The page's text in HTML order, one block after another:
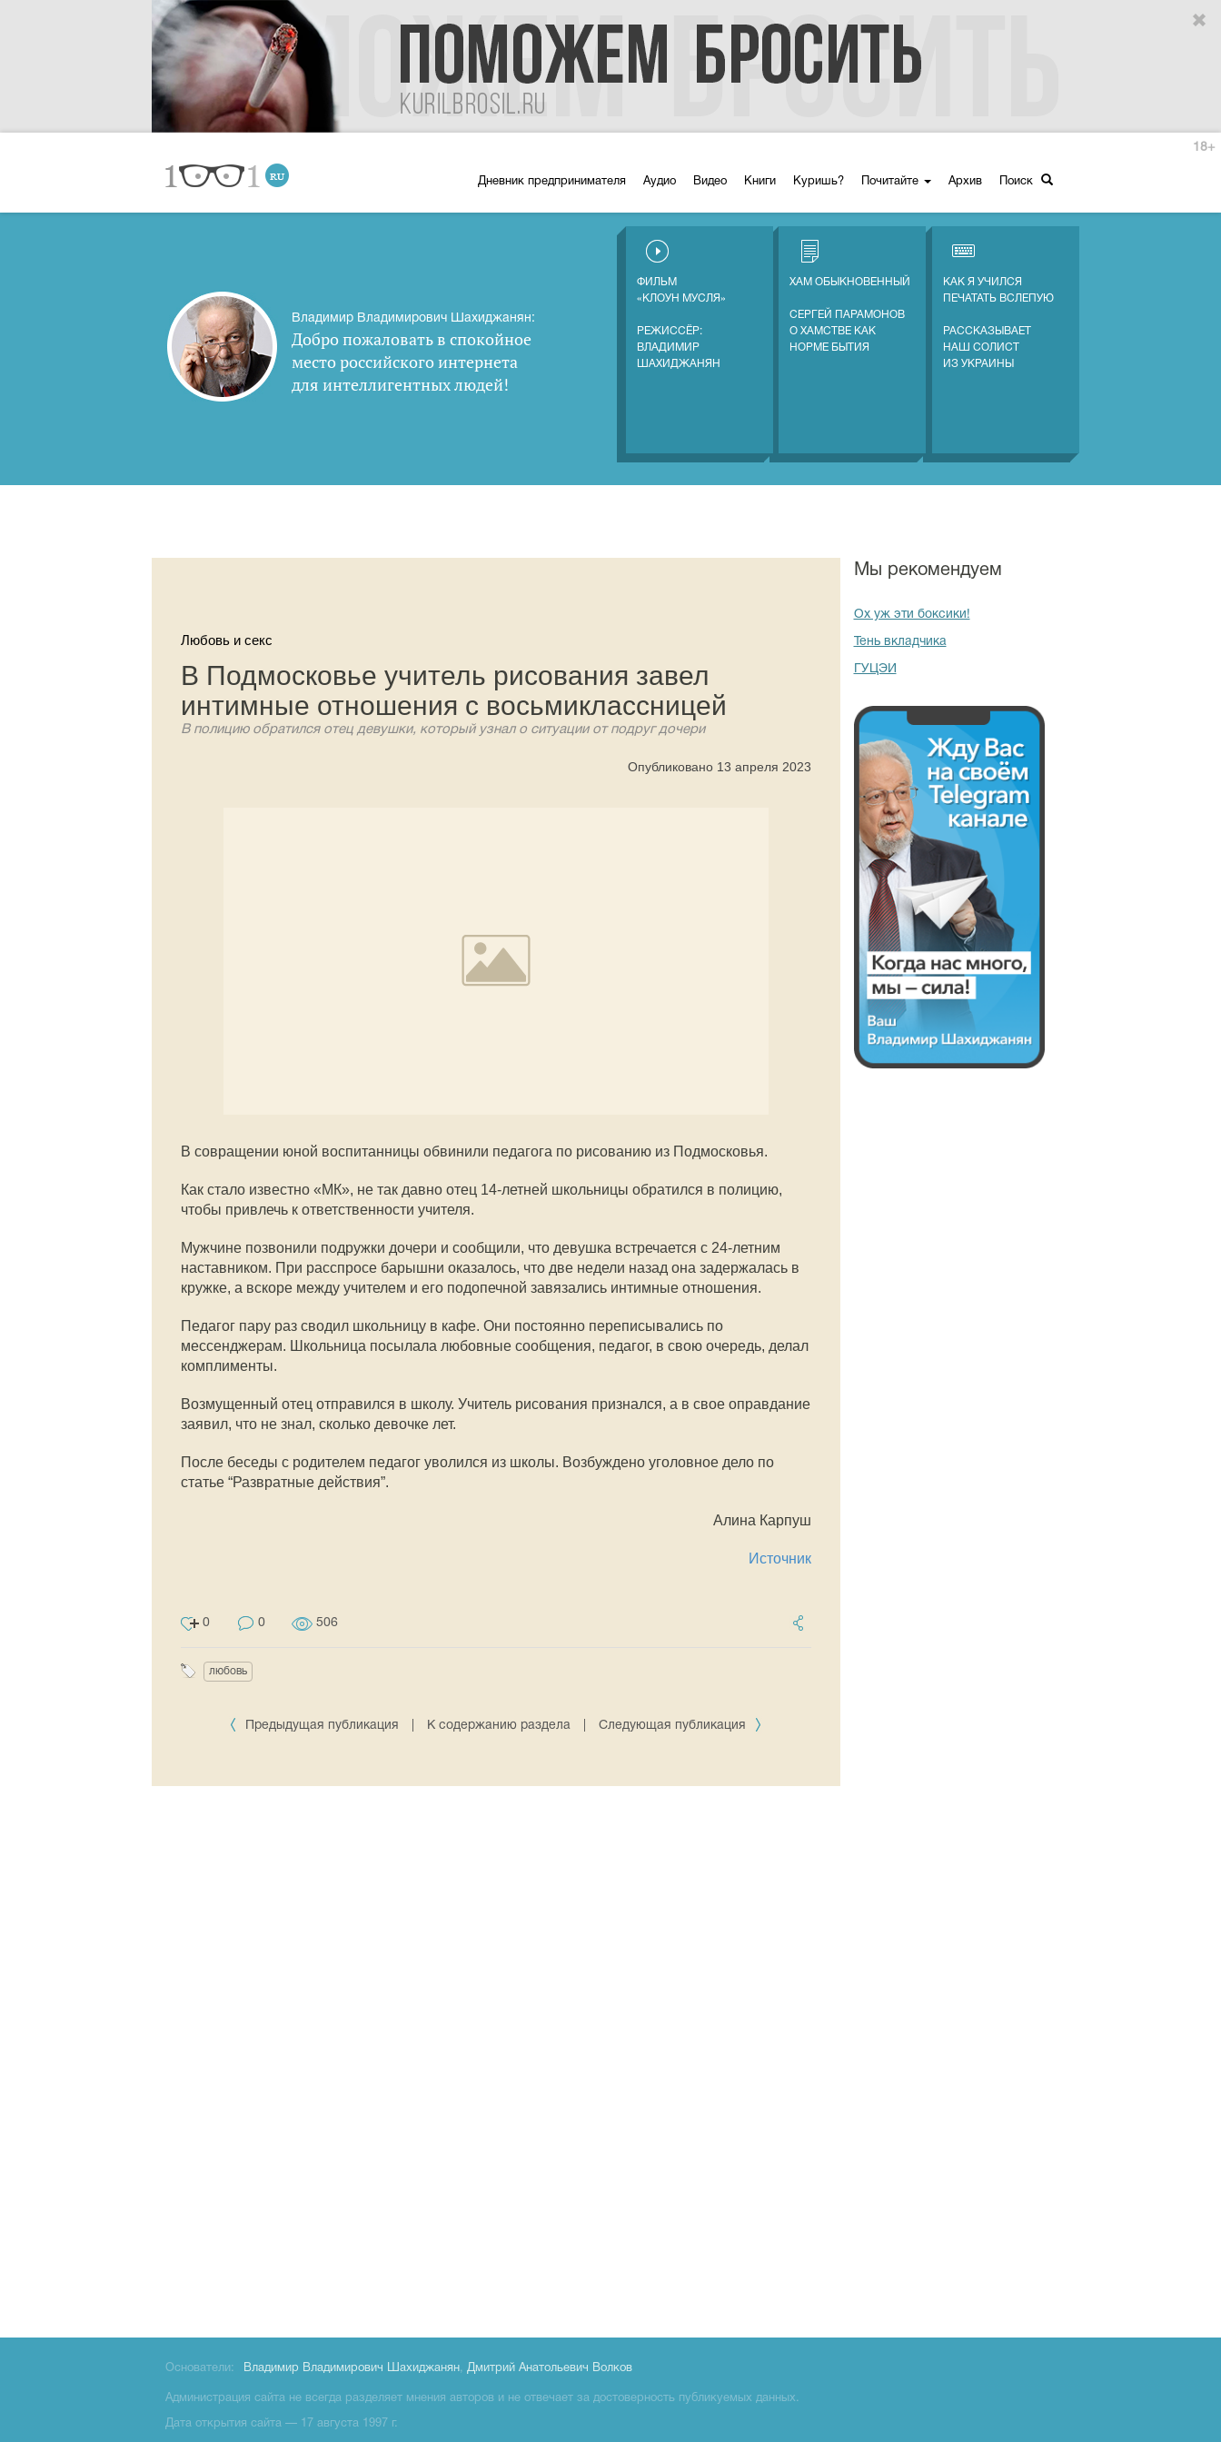
Дневник предпринимателя Аудио Видео Книги Куришь? Почитайте Архив Поиск
18+
Владимир Владимирович Шахиджанян:
Добро пожаловать в спокойное
место российского интернета
для интеллигентных людей!
ФИЛЬМ
«КЛОУН МУСЛЯ»
РЕЖИССЁР:
ВЛАДИМИР
ШАХИДЖАНЯН
ХАМ ОБЫКНОВЕННЫЙ
СЕРГЕЙ ПАРАМОНОВ
О ХАМСТВЕ КАК
НОРМЕ БЫТИЯ
КАК Я УЧИЛСЯ
ПЕЧАТАТЬ ВСЛЕПУЮ
РАССКАЗЫВАЕТ
НАШ СОЛИСТ
ИЗ УКРАИНЫ
Любовь и секс
В Подмосковье учитель рисования завел
интимные отношения с восьмиклассницей
В полицию обратился отец девушки, который узнал о ситуации от подруг дочери
Опубликовано 13 апреля 2023
В совращении юной воспитанницы обвинили педагога по рисованию из Подмосковья.
Как стало известно «МК», не так давно отец 14-летней школьницы обратился в полицию,
чтобы привлечь к ответственности учителя.
Мужчине позвонили подружки дочери и сообщили, что девушка встречается с 24-летним
наставником. При расспросе барышни оказалось, что две недели назад она задержалась в
кружке, а вскоре между учителем и его подопечной завязались интимные отношения.
Педагог пару раз сводил школьницу в кафе. Они постоянно переписывались по
мессенджерам. Школьница посылала любовные сообщения, педагог, в свою очередь, делал
комплименты.
Возмущенный отец отправился в школу. Учитель рисования признался, а в свое оправдание
заявил, что не знал, сколько девочке лет.
После беседы с родителем педагог уволился из школы. Возбуждено уголовное дело по
статье “Развратные действия”.
Алина Карпуш
Источник
0 0 506
любовь
Предыдущая публикация К содержанию раздела Следующая публикация
Мы рекомендуем
Ох уж эти боксики!
Тень вкладчика
ГУЦЭИ
Основатели: Владимир Владимирович Шахиджанян, Дмитрий Анатольевич Волков
Администрация сайта не всегда разделяет мнения авторов и не отвечает за достоверность публикуемых данных.
Дата открытия сайта — 17 августа 1997 г.